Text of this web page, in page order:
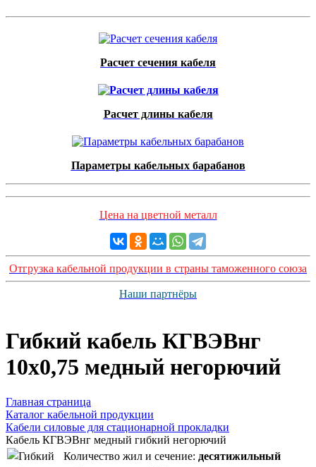
Расчет сечения кабеля
Расчет длины кабеля
Параметры кабельных барабанов
Цена на цветной металл
Отгрузка кабельной продукции в страны таможенного союза
Наши партнёры
Гибкий кабель КГВЭВнг
10х0,75 медный негорючий
Главная страница
Каталог кабельной продукции
Кабели силовые для стационарной прокладки
Кабель КГВЭВнг медный гибкий негорючий
Количество жил и сечение: десятижильный